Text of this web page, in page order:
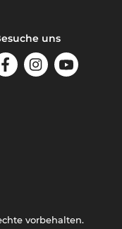
uns
vorbehalten.